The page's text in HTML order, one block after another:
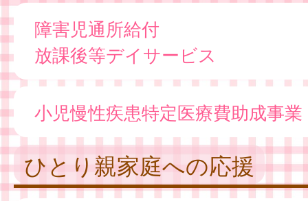
障害児通所給付
放課後等デイサービス
小児慢性疾患特定医療費助成事業
ひとり親家庭への応援